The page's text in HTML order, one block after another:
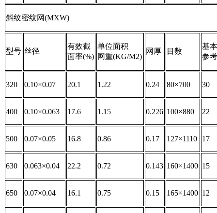
斜纹密纹网(MXW)
型号 丝径
有效截
面率(%)
单位面积
网重(KG/M2)
网厚 目数
基
参
320 0.10×0.07 20.1 1.22 0.24 80×700 30
400 0.10×0.063 17.6 1.15 0.226 100×880 22
500 0.07×0.05 16.8 0.86 0.17 127×1110 17
630 0.063×0.04 22.2 0.72 0.143 160×1400 15
650 0.07×0.04 16.1 0.75 0.15 165×1400 12